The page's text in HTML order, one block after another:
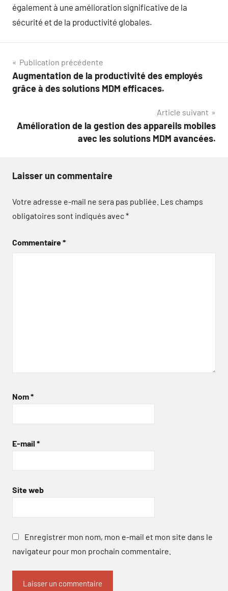
également à une amélioration significative de la
sécurité et de la productivité globales.
Navigation
de
Publication précédente
Augmentation de la productivité des employés
grâce à des solutions MDM efficaces.
Article suivant
Amélioration de la gestion des appareils mobiles
avec les solutions MDM avancées.
Laisser un commentaire
Votre adresse e-mail ne sera pas publiée. Les champs
obligatoires sont indiqués avec*
Commentaire*
Nom*
E-mail *
Site web
Enregistrer mon nom, mon e-mail et mon site dans le
navigateur pour mon prochain commentaire.